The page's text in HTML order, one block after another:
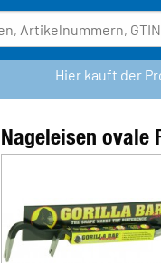
Hier kauft der
Nageleisen ovale